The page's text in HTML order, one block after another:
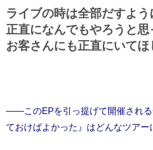
ライブの時は全部だすよう
正直になんでもやろうと思
お客さんにも正直にいてほ
――このEPを引っ提げて開催される
ておけばよかった』はどんなツアー